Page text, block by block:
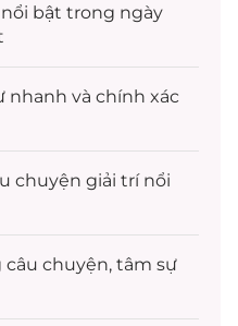
nổi bật trong ngày
nhanh và chính xác
chuyện giải trínổi
câu chuyện, tâm sự